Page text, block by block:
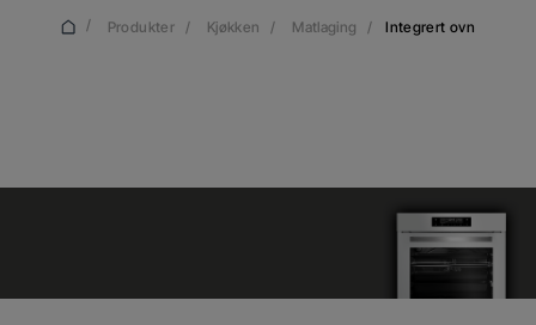
/ Produkter / Kjøkken / Matlaging / Integrert ovn